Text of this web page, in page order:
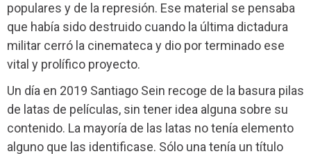
populares y de la represión. Ese material se pensaba
que había sido destruido cuando la última dictadura
militar cerró la cinemateca y dio por terminado ese
vital y prolífico proyecto.
Un día en 2019 Santiago Sein recoge de la basura pilas
de latas de películas, sin tener idea alguna sobre su
contenido. La mayoría de las latas no tenía elemento
alguno que las identificase. Sólo una tenía un título